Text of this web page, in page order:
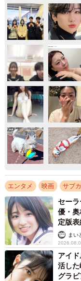
エンタメ 映画 サブ
セー
優・
定版
まい
アイ
活し
グラ